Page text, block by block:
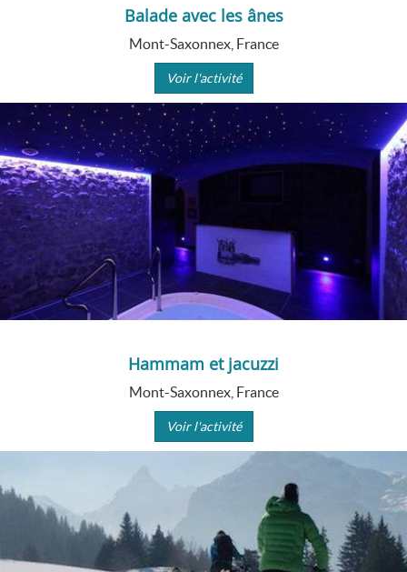
Balade avec les ânes
Mont-Saxonnex, France
Voir l'activité
Hammam et jacuzzi
Mont-Saxonnex, France
Voir l'activité